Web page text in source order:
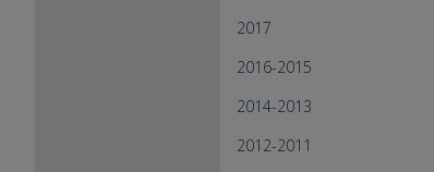
2017
2016-2015
2014-2013
2012-2011